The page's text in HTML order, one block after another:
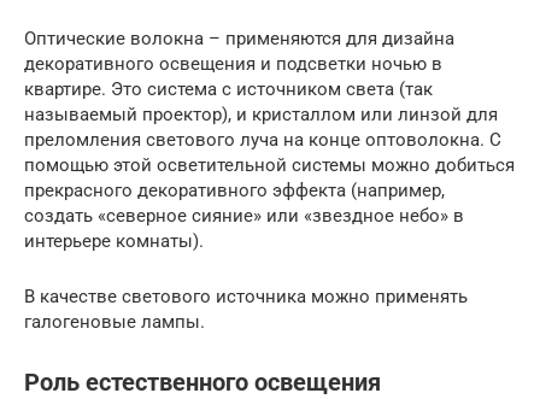
Оптические волокна – применяются для дизайна
декоративного освещения и подсветки ночью в
квартире. Это система с источником света (так
называемый проектор), и кристаллом или линзой для
преломления светового луча на конце оптоволокна. С
помощью этой осветительной системы можно добиться
прекрасного декоративного эффекта (например,
создать «северное сияние» или «звездное небо» в
интерьере комнаты).
В качестве светового источника можно применять
галогеновые лампы.
Роль естественного освещения